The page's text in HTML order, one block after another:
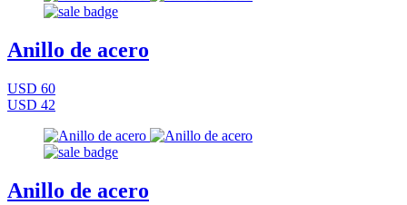
Anillo de acero
USD 60
USD 42
Anillo de acero